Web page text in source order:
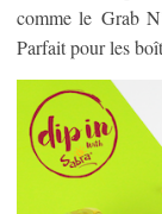
comme le Grab
Parfait pour les